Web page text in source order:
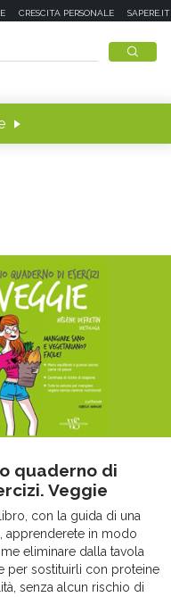
CRESCITA PERSONALE SAPERE.IT
quaderno di
Veggie
con la guida di una
apprenderete in modo
eliminare dalla tavola
per sostituirli con proteine
senza alcun rischio di